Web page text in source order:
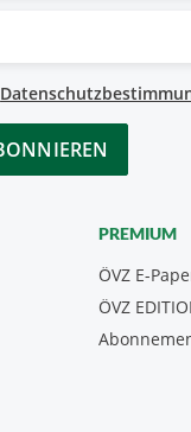
PREMIUM
ÖVZ E-
ÖVZ